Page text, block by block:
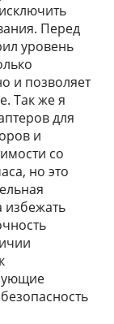
Перед
уровень
и позволяет
Так же я
для
и
со
но это
избежать